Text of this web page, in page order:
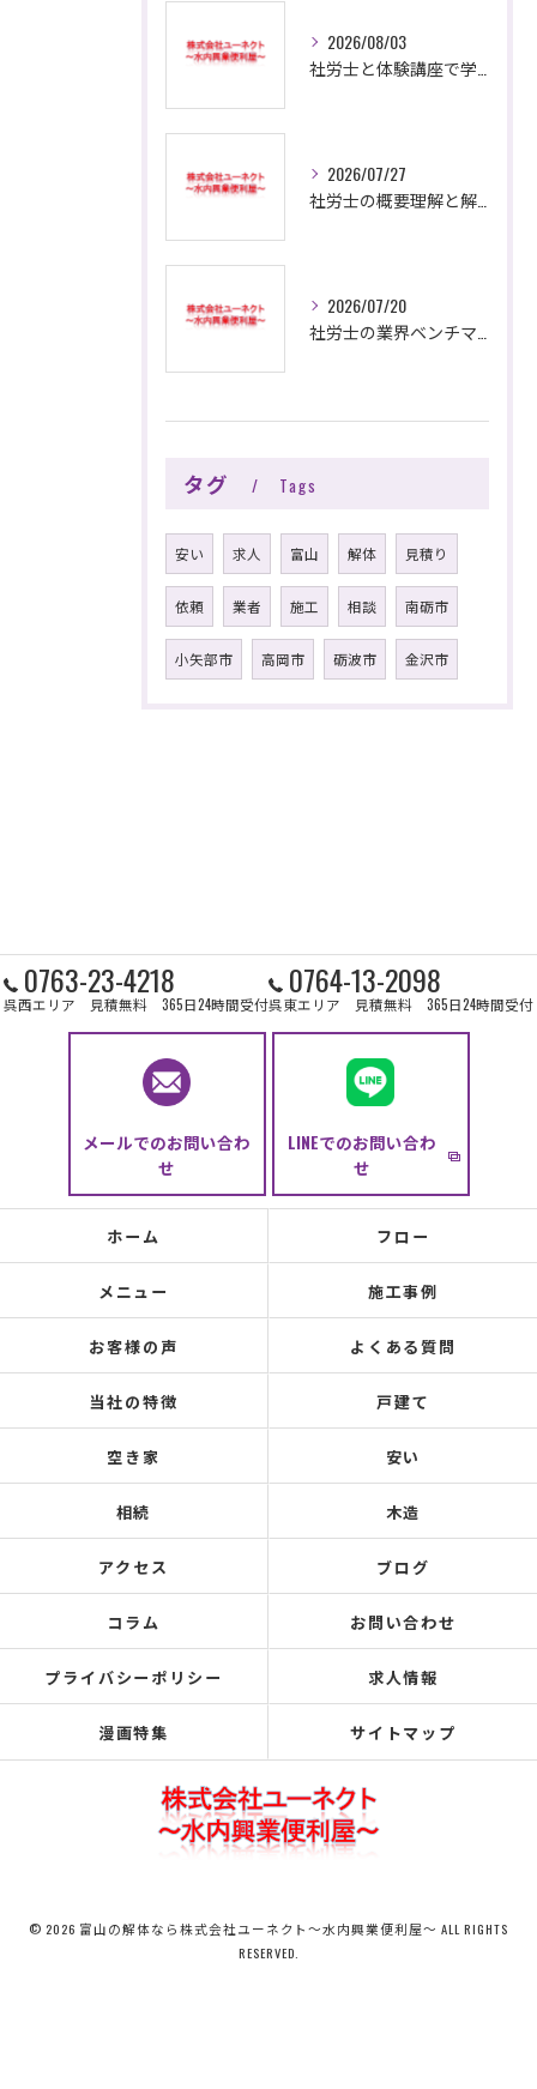
2026/08/03
2026/07/27
2026/07/20
タグ Tags
安い 求人 富山 解体 見積り
依頼 業者 施工 相談 南砺市
小矢部市 高岡市 砺波市 金沢市
0763-23-4218
呉西エリア 見積無料 365日24時間受付
0764-13-2098
呉東エリア 見積無料 365日24時間受付
メールでのお問い合わ
せ
LINEでのお問い合わ
せ
ホーム フロー
メニュー 施工事例
お客様の声 よくある質問
当社の特徴 戸建て
空き家 安い
相続 木造
アクセス ブログ
コラム お問い合わせ
プライバシーポリシー 求人情報
漫画特集 サイトマップ
© 2026 富山の解体なら株式会社ユーネクト～水内興業便利屋～ ALL RIGHTS
RESERVED.